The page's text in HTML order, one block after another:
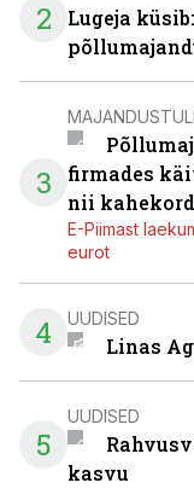
2
Lugeja
3
firmades
nii
E-Piimast
eurot
4 UUDISED
Linas
5
UUDISED
kasvu